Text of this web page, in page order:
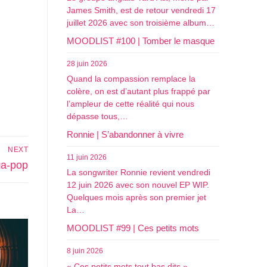
NEXT
pop
James Smith, est de retour vendredi 17
juillet 2026 avec son troisième album…
MOODLIST #100 | Tomber le masque
28 juin 2026
Quand la compassion remplace la
colère, on est d’autant plus frappé par
l’ampleur de cette réalité qui nous
dépasse tous,…
Ronnie | S’abandonner à vivre
11 juin 2026
La songwriter Ronnie revient vendredi
12 juin 2026 avec son nouvel EP WIP.
Quelques mois après son premier jet
La…
MOODLIST #99 | Ces petits mots
8 juin 2026